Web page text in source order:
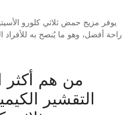
يوفر مزيج حمض ثلاثي كلورو
راحة أفضل، وهو ما يُنصح به
من هم أكثر
التقشير